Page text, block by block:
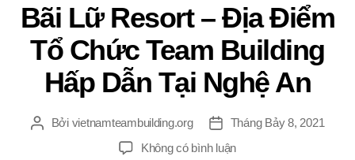
Bãi Lữ Resort – Địa Điểm
Tổ Chức Team Building
Hấp Dẫn Tại Nghệ An
TácBởi vietnamteambuilding.org
Ngày
đăng
Tháng Bảy 8, 2021
Không có bình luậnở